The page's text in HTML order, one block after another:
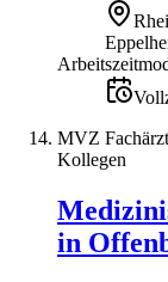
MVZ
Kollegen
in